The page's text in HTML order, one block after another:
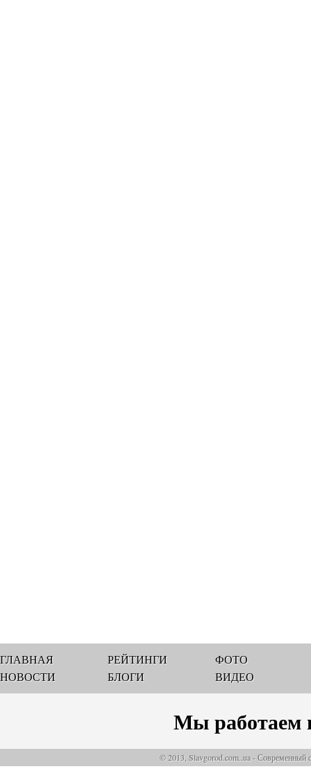
ГЛАВНАЯ
НОВОСТИ
РЕЙТИНГИ
БЛОГИ
ФОТО
ВИДЕО
Мы работаем
© 2013, Slavgorod.com..ua - Современный